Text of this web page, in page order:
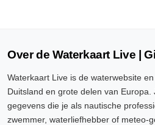
Over de Waterkaart Live |
Waterkaart Live is de waterwebsite
Duitsland en grote delen van
gegevens die je als nautische
zwemmer, waterliefhebber of meteo-